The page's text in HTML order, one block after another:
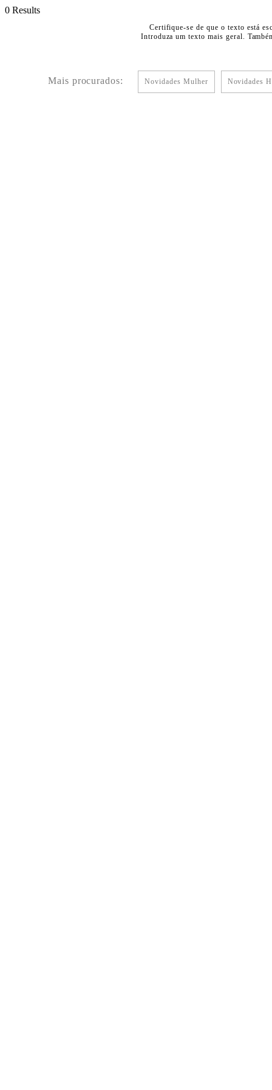
0 Results
Certifique-se de que o texto está
Introduza um texto mais geral.
Mais procurados: Novidades Mulher Novidades